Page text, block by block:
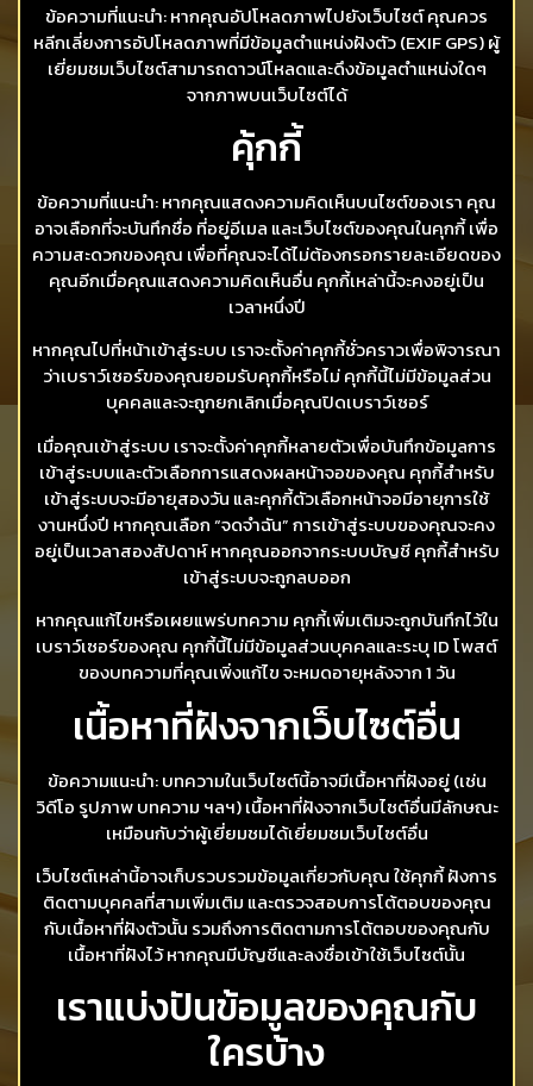
ข้อความที่แนะนำ: หากคุณอัปโหลดภาพไปยังเว็บไซต์ คุณควร
หลีกเลี่ยงการอัปโหลดภาพที่มีข้อมูลตำแหน่งฝังตัว (EXIF GPS) ผู้
เยี่ยมชมเว็บไซต์สามารถดาวน์โหลดและดึงข้อมูลตำแหน่งใดๆ
จากภาพบนเว็บไซต์ได้
คุ้กกี้
ข้อความที่แนะนำ: หากคุณแสดงความคิดเห็นบนไซต์ของเรา คุณ
อาจเลือกที่จะบันทึกชื่อ ที่อยู่อีเมล และเว็บไซต์ของคุณในคุกกี้ เพื่อ
ความสะดวกของคุณ เพื่อที่คุณจะได้ไม่ต้องกรอกรายละเอียดของ
คุณอีกเมื่อคุณแสดงความคิดเห็นอื่น คุกกี้เหล่านี้จะคงอยู่เป็น
เวลาหนึ่งปี
หากคุณไปที่หน้าเข้าสู่ระบบ เราจะตั้งค่าคุกกี้ชั่วคราวเพื่อพิจารณา
ว่าเบราว์เซอร์ของคุณยอมรับคุกกี้หรือไม่ คุกกี้นี้ไม่มีข้อมูลส่วน
บุคคลและจะถูกยกเลิกเมื่อคุณปิดเบราว์เซอร์
เมื่อคุณเข้าสู่ระบบ เราจะตั้งค่าคุกกี้หลายตัวเพื่อบันทึกข้อมูลการ
เข้าสู่ระบบและตัวเลือกการแสดงผลหน้าจอของคุณ คุกกี้สำหรับ
เข้าสู่ระบบจะมีอายุสองวัน และคุกกี้ตัวเลือกหน้าจอมีอายุการใช้
งานหนึ่งปี หากคุณเลือก “จดจำฉัน” การเข้าสู่ระบบของคุณจะคง
อยู่เป็นเวลาสองสัปดาห์ หากคุณออกจากระบบบัญชี คุกกี้สำหรับ
เข้าสู่ระบบจะถูกลบออก
หากคุณแก้ไขหรือเผยแพร่บทความ คุกกี้เพิ่มเติมจะถูกบันทึกไว้ใน
เบราว์เซอร์ของคุณ คุกกี้นี้ไม่มีข้อมูลส่วนบุคคลและระบุ ID โพสต์
ของบทความที่คุณเพิ่งแก้ไข จะหมดอายุหลังจาก 1 วัน
เนื้อหาที่ฝังจากเว็บไซต์อื่น
ข้อความแนะนำ: บทความในเว็บไซต์นี้อาจมีเนื้อหาที่ฝังอยู่ (เช่น
วิดีโอ รูปภาพ บทความ ฯลฯ) เนื้อหาที่ฝังจากเว็บไซต์อื่นมีลักษณะ
เหมือนกับว่าผู้เยี่ยมชมได้เยี่ยมชมเว็บไซต์อื่น
เว็บไซต์เหล่านี้อาจเก็บรวบรวมข้อมูลเกี่ยวกับคุณ ใช้คุกกี้ ฝังการ
ติดตามบุคคลที่สามเพิ่มเติม และตรวจสอบการโต้ตอบของคุณ
กับเนื้อหาที่ฝังตัวนั้น รวมถึงการติดตามการโต้ตอบของคุณกับ
เนื้อหาที่ฝังไว้ หากคุณมีบัญชีและลงชื่อเข้าใช้เว็บไซต์นั้น
เราแบ่งปันข้อมูลของคุณกับ
ใครบ้าง